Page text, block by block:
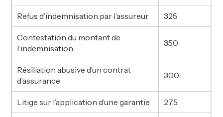
Refus d’indemnisation par l’assureur 325
Contestation du montant de
l’indemnisation
350
Résiliation abusive d’un contrat
d’assurance
300
Litige sur l’application d’une garantie 275